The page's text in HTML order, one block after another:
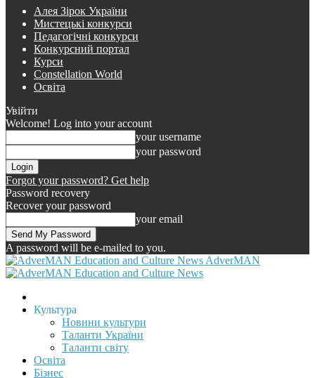
Алея Зірок України
Мистецькі конкурси
Педагогічні конкурси
Конкурсний портал
Курси
Constellation World
Освіта
Увійти
Welcome! Log into your account
your username
your password
Forgot your password? Get help
Password recovery
Recover your password
your email
A password will be e-mailed to you.
AdverMAN
Культура
Новини культури
Таланти України
Таланти світу
Освіта
Бізнес